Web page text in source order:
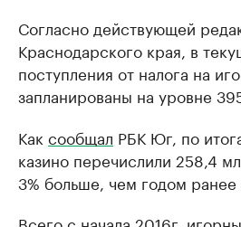
Согласно действующей
Краснодарского края, в
поступления от налога на
запланированы на уровне
Как сообщал РБК Юг, по
казино перечислили 258,4
3% больше, чем годом